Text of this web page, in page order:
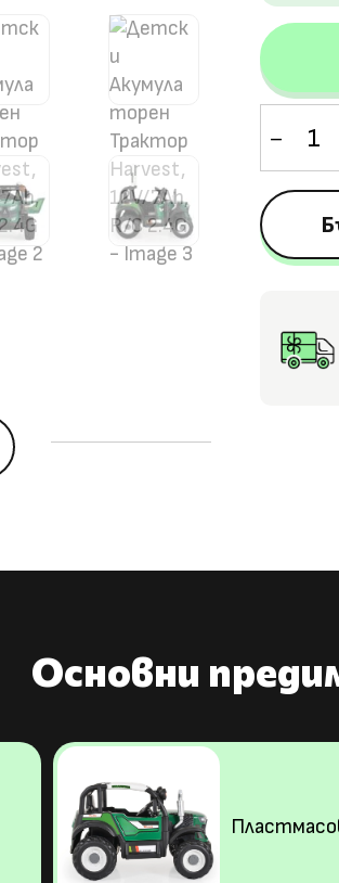
за
Детски
Трактор
Harvest,
R/C
2.4G
Основни